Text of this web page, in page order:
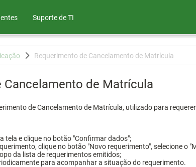
Suporte de TI
Requerimento de Cancelamento de Matrícula
Cancelamento de Matrícula
de Cancelamento de Matrícula, utilizado para
tela e clique no botão "Confirmar dados";
clique no botão "Novo requerimento", selecione o
da lista de requerimentos emitidos;
para acompanhar a situação do requerimento.